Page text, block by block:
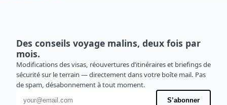
Des conseils voyage malins, deux fois par
mois.
Modifications des visas, réouvertures d’itinéraires et briefings de
sécurité sur le terrain — directement dans votre boîte mail. Pas
de spam, désabonnement à tout moment.
Adresse e-mail
S’abonner